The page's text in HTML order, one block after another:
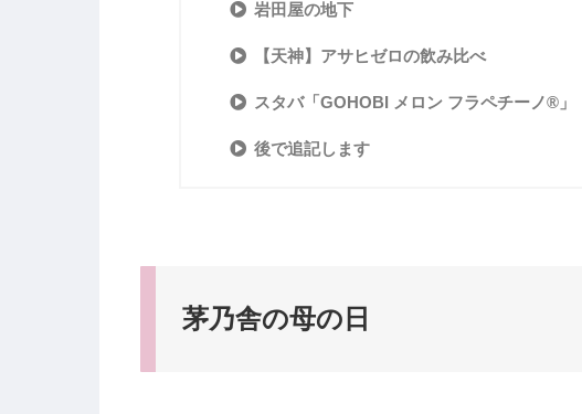
岩田屋の地下
【天神】アサヒゼロの飲み比べ
スタバ「GOHOBI メロン フラペチーノ®」
後で追記します
茅乃舎の母の日